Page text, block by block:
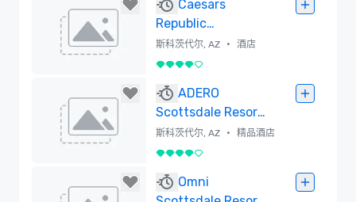
Caesars
Republic
Scottsdale, a
Hilton Hotel
斯科茨代尔, AZ • 酒店
4/5
ADERO
Scottsdale Resort,
Autograph
Collection
斯科茨代尔, AZ • 精品酒店
4/5
Omni